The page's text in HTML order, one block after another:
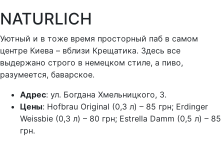
NATURLICH
Уютный и в тоже время просторный паб в самом
центре Киева – вблизи Крещатика. Здесь все
выдержано строго в немецком стиле, а пиво,
разумеется, баварское.
Адрес: ул. Богдана Хмельницкого, 3.
Цены: Hofbrau Original (0,3 л) – 85 грн; Erdinger
Weissbie (0,3 л) – 80 грн; Estrella Damm (0,5 л) – 85
грн.